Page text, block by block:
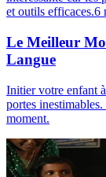
et outils efficaces.6
Le Meilleur
Langue
Initier votre enfant
portes
moment.